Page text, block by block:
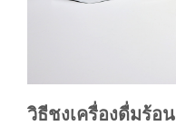
วิธีชงเครื่องดื่มร้อน